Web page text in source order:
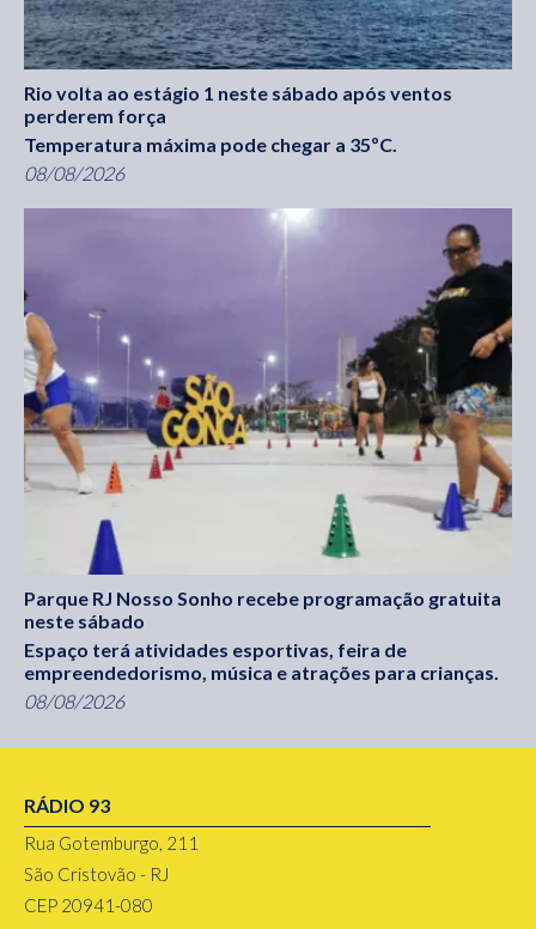
Rio volta ao estágio 1 neste sábado após ventos
perderem força
Temperatura máxima pode chegar a 35ºC.
08/08/2026
Parque RJ Nosso Sonho recebe programação gratuita
neste sábado
Espaço terá atividades esportivas, feira de
empreendedorismo, música e atrações para crianças.
08/08/2026
RÁDIO 93
Rua Gotemburgo, 211
São Cristovão - RJ
CEP 20941-080